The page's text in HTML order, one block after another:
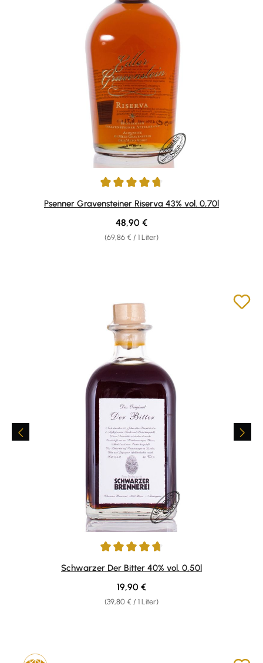
Durchschnittliche Bewertung von 4.69 von 5 Sternen
Psenner Gravensteiner Riserva 43% vol. 0,70l
(69,86 € / 1 Liter)
Regulärer Preis:
48,90 €
Durchschnittliche Bewertung von 4.87 von 5 Sternen
Schwarzer Der Bitter 40% vol. 0,50l
(39,80 € / 1 Liter)
Regulärer Preis:
19,90 €